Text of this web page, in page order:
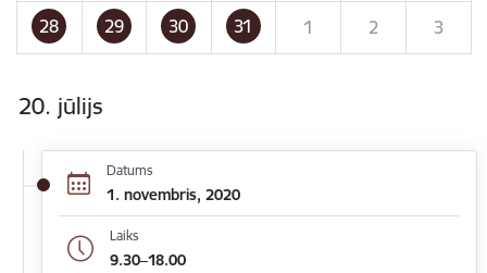
28 29 30 31 1 2 3
20. jūlijs
Datums
1. novembris, 2020
Laiks
9.30–18.00